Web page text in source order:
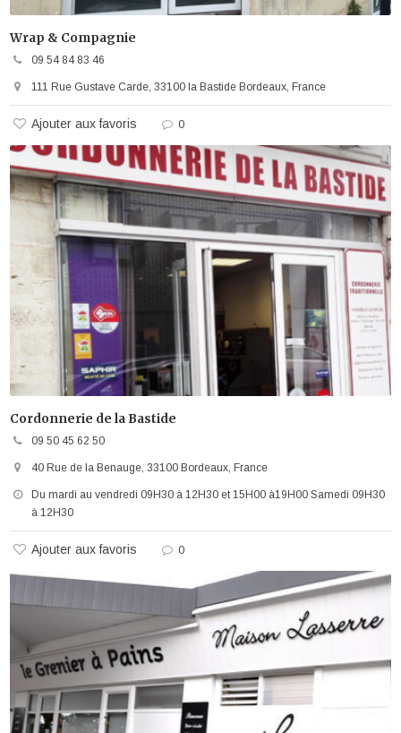
Wrap & Compagnie
09 54 84 83 46
111 Rue Gustave Carde, 33100 la Bastide Bordeaux, France
Ajouter aux favoris 0
Cordonnerie de la Bastide
09 50 45 62 50
40 Rue de la Benauge, 33100 Bordeaux, France
Du mardi au vendredi 09H30 à 12H30 et 15H00 à19H00 Samedi 09H30
à 12H30
Ajouter aux favoris 0